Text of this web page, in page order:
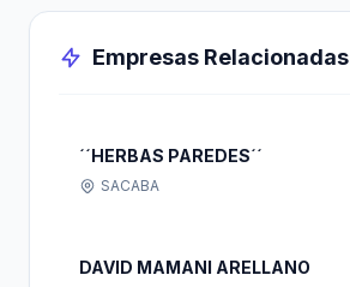
Empresas Relacionadas
´´HERBAS PAREDES´´
SACABA
DAVID MAMANI ARELLANO